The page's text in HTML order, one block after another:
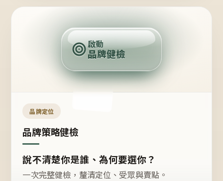
定
位
點
啟動
品牌健檢
品牌定位
品牌策略健檢
說不清楚你是誰、為何要選你？
一次完整健檢，釐清定位、受眾與賣點。